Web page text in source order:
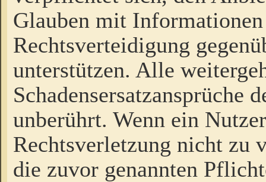
Glauben mit
Rechtsverteidigung
unterstützen. Alle
Schadensersatzansprüche
unberührt. Wenn ein
Rechtsverletzung nicht zu
die zuvor genannten